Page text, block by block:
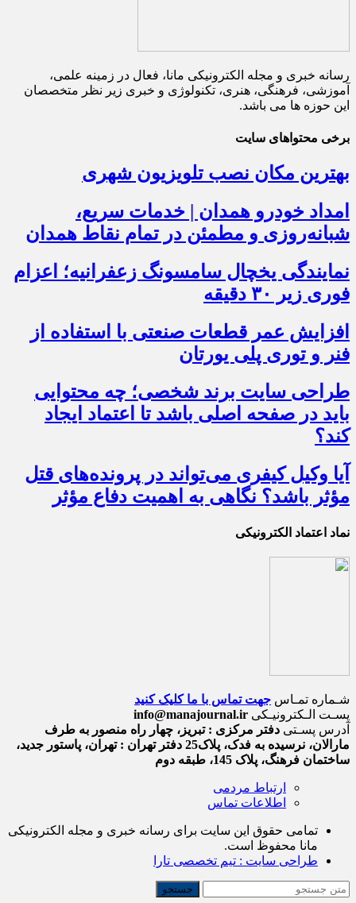
رسانه خبری و مجله الکترونیکی مانا، فعال در زمینه علمی،
آموزشی، فرهنگی، هنری، تکنولوژی و خبری زیر نظر متخصصان
این حوزه ها می باشد.
برخی محتواهای سایت
بهترین مکان نصب تلویزیون شهری
امداد خودرو همدان | خدمات سریع،
شبانه‌روزی و مطمئن در تمام نقاط همدان
نمایندگی یخچال سامسونگ زعفرانیه؛ اعزام
فوری زیر ۳۰ دقیقه
افزایش عمر قطعات صنعتی با استفاده از
فنر و توری پلی یورتان
طراحی سایت برند شخصی؛ چه محتوایی
باید در صفحه اصلی باشد تا اعتماد ایجاد
کند؟
آیا وکیل کیفری می‌تواند در پرونده‌های قتل
مؤثر باشد؟ نگاهی به اهمیت دفاع مؤثر
نماد اعتماد الکترونیکی
شـماره تمـاس جهت تماس با ما کلیک کنید
پسـت الـکترونیـکی info@manajournal.ir
آدرس پسـتی دفتر مرکزی : تبریز، چهار راه منصور به طرف
مارالان، نرسیده به فدک، پلاک25 دفتر تهران : تهران، پاستور جدید،
ساختمان فرهنگ، پلاک 145، طبقه دوم
ارتباط مردمی
اطلاعات تماس
تمامی حقوق این سایت برای رسانه خبری و مجله الکترونیکی
مانا محفوظ است.
طراحی سایت : تیم تخصصی تارا
جستجو